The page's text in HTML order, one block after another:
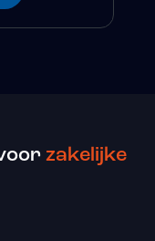
zakelijke